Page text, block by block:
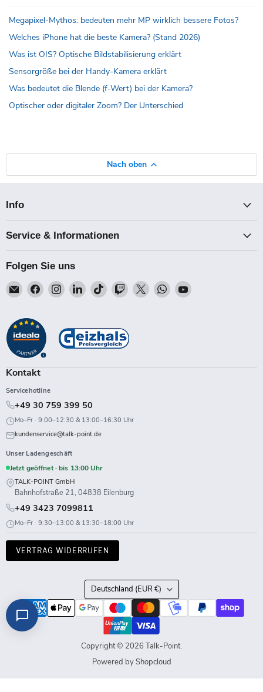
Megapixel-Mythos: bedeuten mehr MP wirklich bessere Fotos?
Welches iPhone hat die beste Kamera? (Stand 2026)
Was ist OIS? Optische Bildstabilisierung erklärt
Sensorgröße bei der Handy-Kamera erklärt
Was bedeutet die Blende (f-Wert) bei der Kamera?
Optischer oder digitaler Zoom? Der Unterschied
Nach oben
Info
Service & Informationen
Folgen Sie uns
Email
Talk-
Finden
Sie
auf
Facebook
Finden
Sie
auf
Instagram
Finden
Sie
auf
LinkedIn
Finden
Sie
auf
TikTok
Finden
Sie
Twitch
Finden
Sie
Finden
Sie
Finden
Kontakt
Servicehotline
+49 30 759 399 50
Mo–Fr · 9:00–12:30 & 13:00–16:30 Uhr
kundenservice@talk-point.de
Unser Ladengeschäft
Jetzt geöffnet · bis 13:00 Uhr
TALK-POINT GmbH
Bahnhofstraße 21, 04838 Eilenburg
+49 3423 7099811
Mo–Fr · 9:30–13:00 & 13:30–18:00 Uhr
VERTRAG WIDERRUFEN
Land
Deutschland (EUR €)
Copyright © 2026 Talk-Point.
Powered by Shopcloud